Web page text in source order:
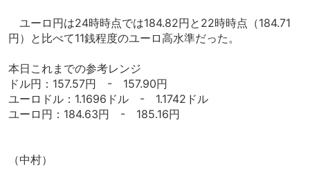
ユーロ円は24時時点では184.82円と22時時点（184.71
円）と比べて11銭程度のユーロ高水準だった。
本日これまでの参考レンジ
ドル円：157.57円 - 157.90円
ユーロドル：1.1696ドル - 1.1742ドル
ユーロ円：184.63円 - 185.16円
（中村）